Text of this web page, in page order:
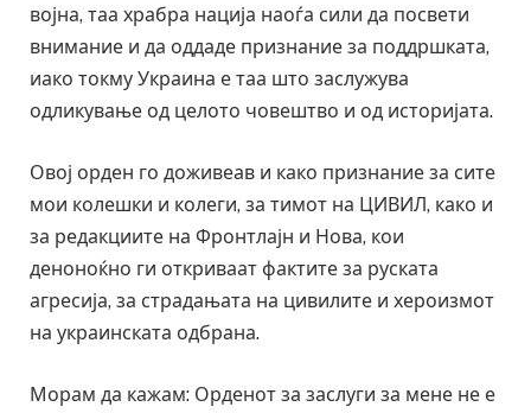
војна, таа храбра нација наоѓа сили да посвети
внимание и да оддаде признание за поддршката,
иако токму Украина е таа што заслужува
одликување од целото човештво и од историјата.
Овој орден го доживеав и како признание за сите
мои колешки и колеги, за тимот на ЦИВИЛ, како и
за редакциите на Фронтлајн и Нова, кои
деноноќно ги откриваат фактите за руската
агресија, за страдањата на цивилите и хероизмот
на украинската одбрана.
Морам да кажам: Орденот за заслуги за мене не е